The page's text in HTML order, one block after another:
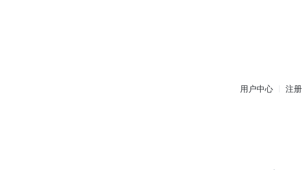
用户中心
注册